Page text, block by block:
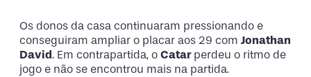
Os donos da casa continuaram pressionando e
conseguiram ampliar o placar aos 29 com Jonathan
David. Em contrapartida, o Catar perdeu o ritmo de
jogo e não se encontrou mais na partida.